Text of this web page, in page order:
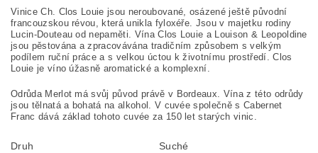
Vinice Ch. Clos Louie jsou neroubované, osázené ještě původní
francouzskou révou, kteráunikla fyloxéře. Jsou v majetku rodiny
Lucin-Douteau od nepaměti. Vína Clos Louie a Louison & Leopoldine
jsou pěstována a zpracovávána tradičním způsobem s velkým
podílem ruční práce a s velkou úctou k životnímu prostředí. Clos
Louie je víno úžasně aromatické a komplexní.
Odrůda Merlot má svůj původ právě v Bordeaux. Vína z této odrůdy
jsou tělnatá a bohatá na alkohol. V cuvée společně s Cabernet
Franc dává základ tohoto cuvée za 150 let starých vinic.
Druh
Suché